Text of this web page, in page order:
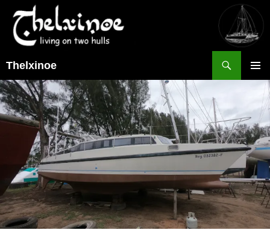
Thelxinoe
MENÜ
INHALT
SPRINGEN